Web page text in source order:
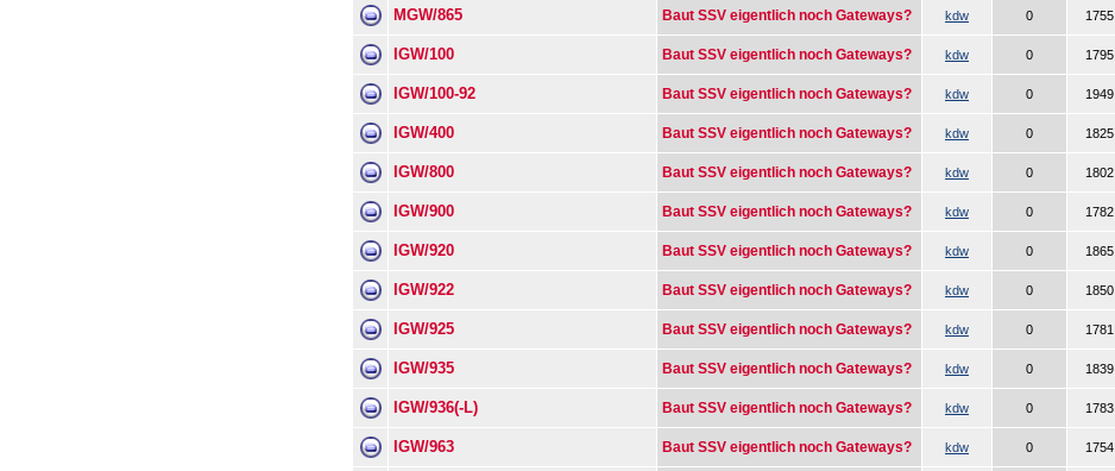
MGW/865 Baut SSV eigentlich noch Gateways? kdw 0 1755
IGW/100 Baut SSV eigentlich noch Gateways? kdw 0 1795
IGW/100-92 Baut SSV eigentlich noch Gateways? kdw 0 1949
IGW/400 Baut SSV eigentlich noch Gateways? kdw 0 1825
IGW/800 Baut SSV eigentlich noch Gateways? kdw 0 1802
IGW/900 Baut SSV eigentlich noch Gateways? kdw 0 1782
IGW/920 Baut SSV eigentlich noch Gateways? kdw 0 1865
IGW/922 Baut SSV eigentlich noch Gateways? kdw 0 1850
IGW/925 Baut SSV eigentlich noch Gateways? kdw 0 1781
IGW/935 Baut SSV eigentlich noch Gateways? kdw 0 1839
IGW/936(-L) Baut SSV eigentlich noch Gateways? kdw 0 1783
IGW/963 Baut SSV eigentlich noch Gateways? kdw 0 1754